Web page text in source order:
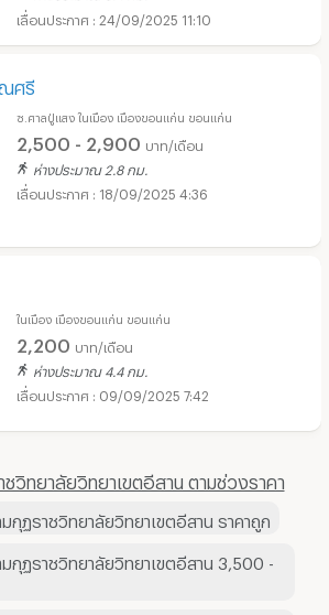
24/09/2025 11:10
ศรี
ซ.ศาลปู่แสง ในเมือง เมืองขอนแก่น ขอนแก่น
2,500 - 2,900 บาท/เดือน
ห่างประมาณ 2.8 กม.
18/09/2025 4:36
ในเมือง เมืองขอนแก่น ขอนแก่น
2,200 บาท/เดือน
ห่างประมาณ 4.4 กม.
09/09/2025 7:42
วิทยาลัยวิทยาเขตอีสาน ตามช่วงราคา
กุฏราชวิทยาลัยวิทยาเขตอีสาน ราคาถูก
กุฏราชวิทยาลัยวิทยาเขตอีสาน 3,500 -